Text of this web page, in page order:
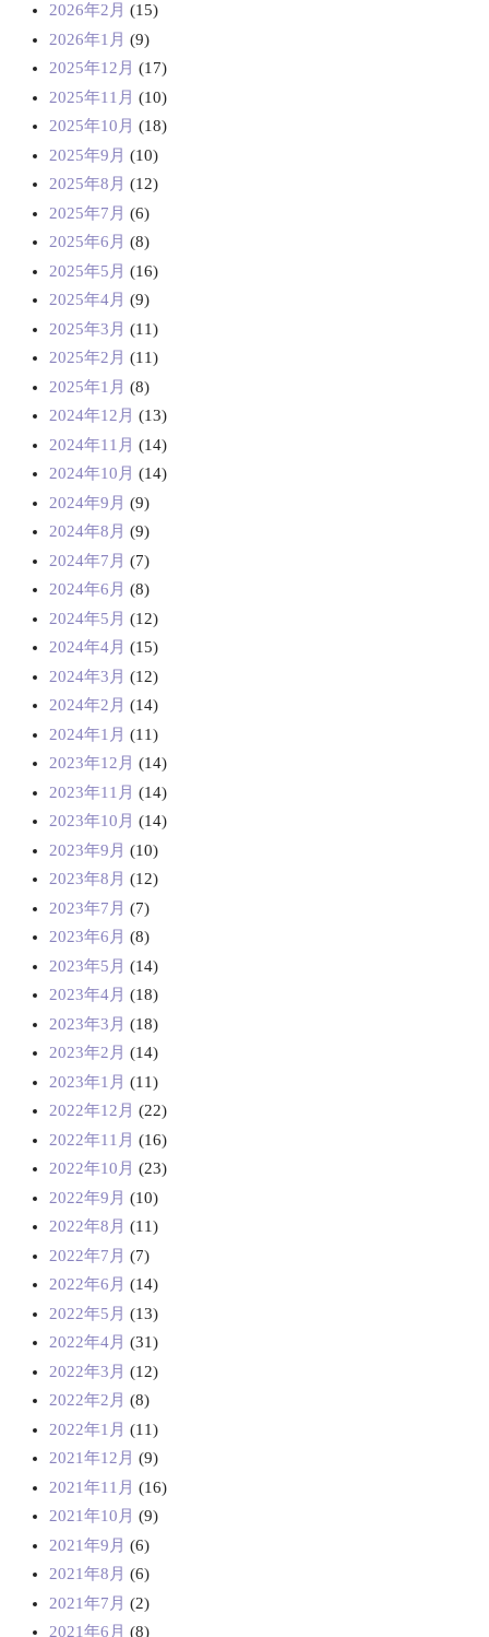
2026年2月 (15)
2026年1月 (9)
2025年12月 (17)
2025年11月 (10)
2025年10月 (18)
2025年9月 (10)
2025年8月 (12)
2025年7月 (6)
2025年6月 (8)
2025年5月 (16)
2025年4月 (9)
2025年3月 (11)
2025年2月 (11)
2025年1月 (8)
2024年12月 (13)
2024年11月 (14)
2024年10月 (14)
2024年9月 (9)
2024年8月 (9)
2024年7月 (7)
2024年6月 (8)
2024年5月 (12)
2024年4月 (15)
2024年3月 (12)
2024年2月 (14)
2024年1月 (11)
2023年12月 (14)
2023年11月 (14)
2023年10月 (14)
2023年9月 (10)
2023年8月 (12)
2023年7月 (7)
2023年6月 (8)
2023年5月 (14)
2023年4月 (18)
2023年3月 (18)
2023年2月 (14)
2023年1月 (11)
2022年12月 (22)
2022年11月 (16)
2022年10月 (23)
2022年9月 (10)
2022年8月 (11)
2022年7月 (7)
2022年6月 (14)
2022年5月 (13)
2022年4月 (31)
2022年3月 (12)
2022年2月 (8)
2022年1月 (11)
2021年12月 (9)
2021年11月 (16)
2021年10月 (9)
2021年9月 (6)
2021年8月 (6)
2021年7月 (2)
2021年6月 (8)